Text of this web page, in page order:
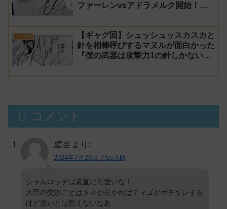
ファーレンvsアドラメルク開始！？
163話 感想【針太郎】
クソ漫画
【ギャグ回】シュッシュッスカスカと
針を相棒呼びするマヌルが面白かった
『僕の武器は攻撃力1の針しかない』
コメント
匿名 より:
2024年7月28日 7:55 AM
シャルロッテは素直に可愛いな！
大臣の交渉ごとはタネが分かればティゴがガチギレする
ほど悪いとは思えないなあ